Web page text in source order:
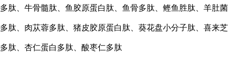
多肽、牛骨髓肽、鱼胶原蛋白肽、鱼骨多肽、鲣鱼胜肽、羊肚菌
多肽、肉苁蓉多肽、猪皮胶原蛋白肽、葵花盘小分子肽、喜来芝
多肽、杏仁蛋白多肽、酸枣仁多肽